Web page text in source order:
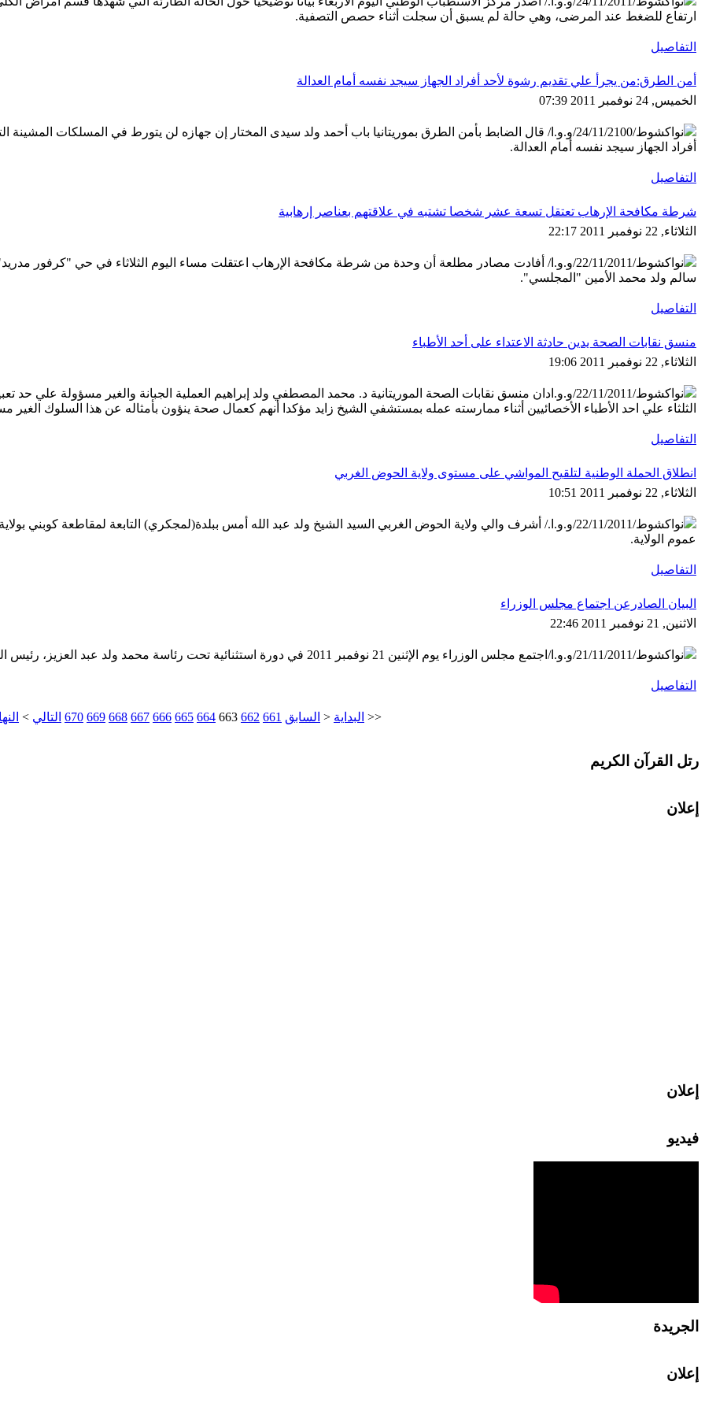
ارتفاع للضغط عند المرضى، وهي حالة لم يسبق أن سجلت أثناء حصص التصفية.
التفاصيل
أمن الطرق:من يجرأ علي تقديم رشوة لأحد أفراد الجهاز سيجد نفسه أمام العدالة
الخميس, 24 نوفمبر 2011 07:39
نواكشوط/24/11/2100/و.و.ا/ قال الضابط بأمن الطرق بموريتانيا باب أحمد ولد سيدى المختار إن جهازه لن يتورط في المسلكات
أفراد الجهاز سيجد نفسه أمام العدالة.
التفاصيل
شرطة مكافحة الإرهاب تعتقل تسعة عشر شخصا تشتبه في علاقتهم بعناصر إرهابية
الثلاثاء, 22 نوفمبر 2011 22:17
سالم ولد محمد الأمين "المجلسي".
التفاصيل
منسق نقابات الصحة يدين حادثة الاعتداء على أحد الأطباء
الثلاثاء, 22 نوفمبر 2011 19:06
نواكشوط/22/11/2011/و.و.ادان منسق نقابات الصحة الموريتانية د. محمد المصطفي ولد إبراهيم العملية الجبانة والغير مسؤولة
الثلثاء علي احد الأطباء الأخصائيين أثناء ممارسته عمله بمستشفي الشيخ زايد مؤكدا أنهم كعمال صحة ينؤون بأمثاله عن هذا السلوك
التفاصيل
انطلاق الحملة الوطنية لتلقيح المواشي على مستوى ولاية الحوض الغربي
الثلاثاء, 22 نوفمبر 2011 10:51
نواكشوط/22/11/2011/و.و.ا./ أشرف والي ولاية الحوض الغربي السيد الشيخ ولد عبد الله أمس ببلدة(لمجكري) التابعة لمقاطعة
عموم الولاية.
التفاصيل
البيان الصادرعن اجتماع مجلس الوزراء
الاثنين, 21 نوفمبر 2011 22:46
نواكشوط/21/11/2011/و.و.ا/اجتمع مجلس الوزراء يوم الإثنين 21 نوفمبر 2011 في دورة استثنائية تحت رئاسة محمد ولد عبد العزيز، رئيس الجمهورية.
التفاصيل
<< البداية < السابق 661
662
663
664
665
666
667
668
669
670 التالي >
رتل القرآن الكريم
إعلان
إعلان
فيديو
الجريدة
إعلان